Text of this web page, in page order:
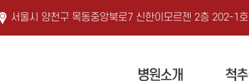
서울시 양천구 목동중앙북로7 신한이모르젠 2층 202-1호